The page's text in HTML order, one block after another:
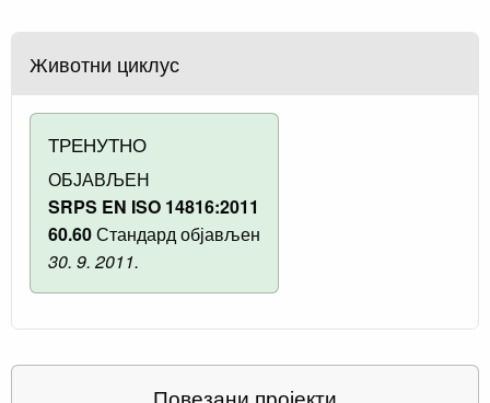
Животни циклус
ТРЕНУТНО
ОБЈАВЉЕН
SRPS EN ISO 14816:2011
60.60Стандард објављен
30. 9. 2011.
Повезани пројекти